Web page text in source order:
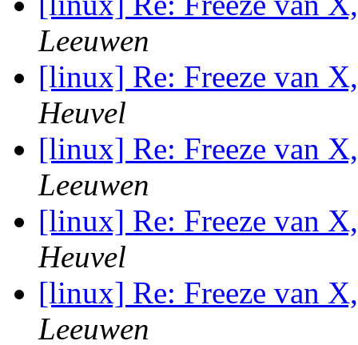
Leeuwen
[linux] Re: Freeze van
Heuvel
[linux] Re: Freeze van
Leeuwen
[linux] Re: Freeze van
Heuvel
[linux] Re: Freeze van
Leeuwen